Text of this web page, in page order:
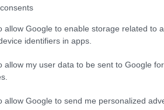
allow Google to enable storage related to
identifiers in apps.
allow my user data to be sent to Google
allow Google to send me personalized
Aglientu con un evento
Il22 dicembre, a partire dalle
e proprioVillaggio di Natale,